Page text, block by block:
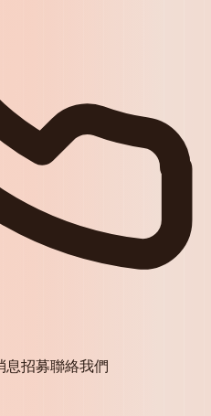
息招募聯絡我們